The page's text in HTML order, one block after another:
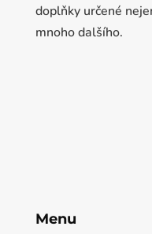
doplňky určené
mnoho dalšího.
Menu